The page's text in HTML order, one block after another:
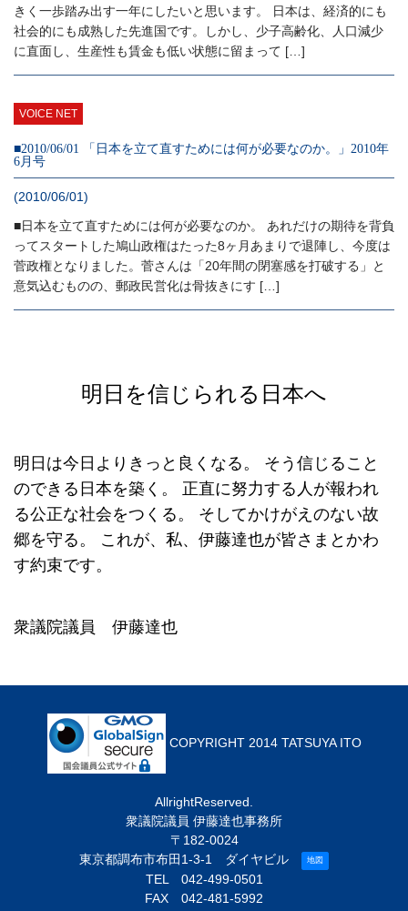
きく一歩踏み出す一年にしたいと思います。 日本は、経済的にも
社会的にも成熟した先進国です。しかし、少子高齢化、人口減少
に直面し、生産性も賃金も低い状態に留まって […]
VOICE NET
■2010/06/01 「日本を立て直すためには何が必要なのか。」2010年
6月号
(2010/06/01)
■日本を立て直すためには何が必要なのか。 あれだけの期待を背負
ってスタートした鳩山政権はたった8ヶ月あまりで退陣し、今度は
菅政権となりました。菅さんは「20年間の閉塞感を打破する」と
意気込むものの、郵政民営化は骨抜きにす […]
明日を信じられる日本へ
明日は今日よりきっと良くなる。
そう信じること
のできる日本を築く。
正直に努力する人が報われ
る公正な社会をつくる。
そしてかけがえのない故
郷を守る。
これが、私、伊藤達也が皆さまとかわ
す約束です。
衆議院議員 伊藤達也
COPYRIGHT 2014 TATSUYA ITO
AllrightReserved.
衆議院議員 伊藤達也事務所
〒182-0024
東京都調布市布田1-3-1 ダイヤビル
地図
TEL 042-499-0501
FAX 042-481-5992